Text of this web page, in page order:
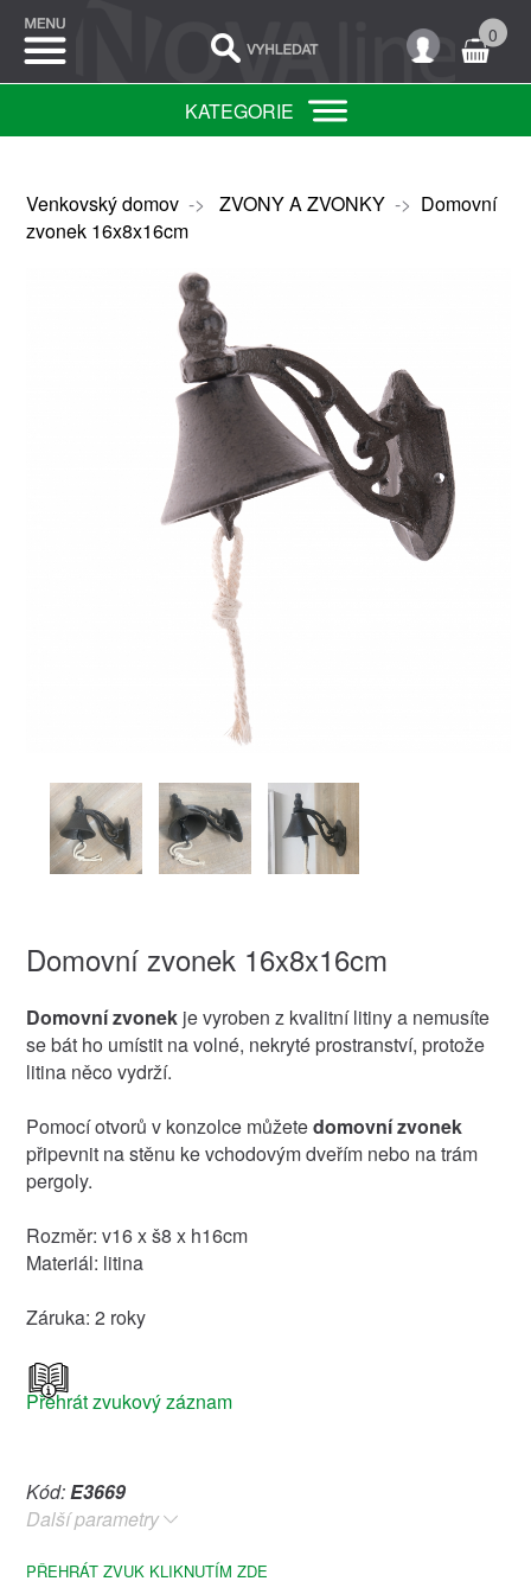
0
KATEGORIE
Venkovský domov-> ZVONY A ZVONKY-> Domovní
zvonek 16x8x16cm
Domovní zvonek 16x8x16cm
Domovní zvonekje vyroben z kvalitní litiny a nemusíte
se bát ho umístit na volné, nekryté prostranství, protože
litina něco vydrží.
Pomocí otvorů v konzolce můžetedomovní zvonek
připevnit na stěnu ke vchodovým dveřím nebo na trám
pergoly.
Rozměr: v16 x š8 x h16cm
Materiál: litina
Záruka: 2 roky
Přehrát zvukový záznam
Kód:E3669
Další parametry
PŘEHRÁT ZVUK KLIKNUTÍM ZDE